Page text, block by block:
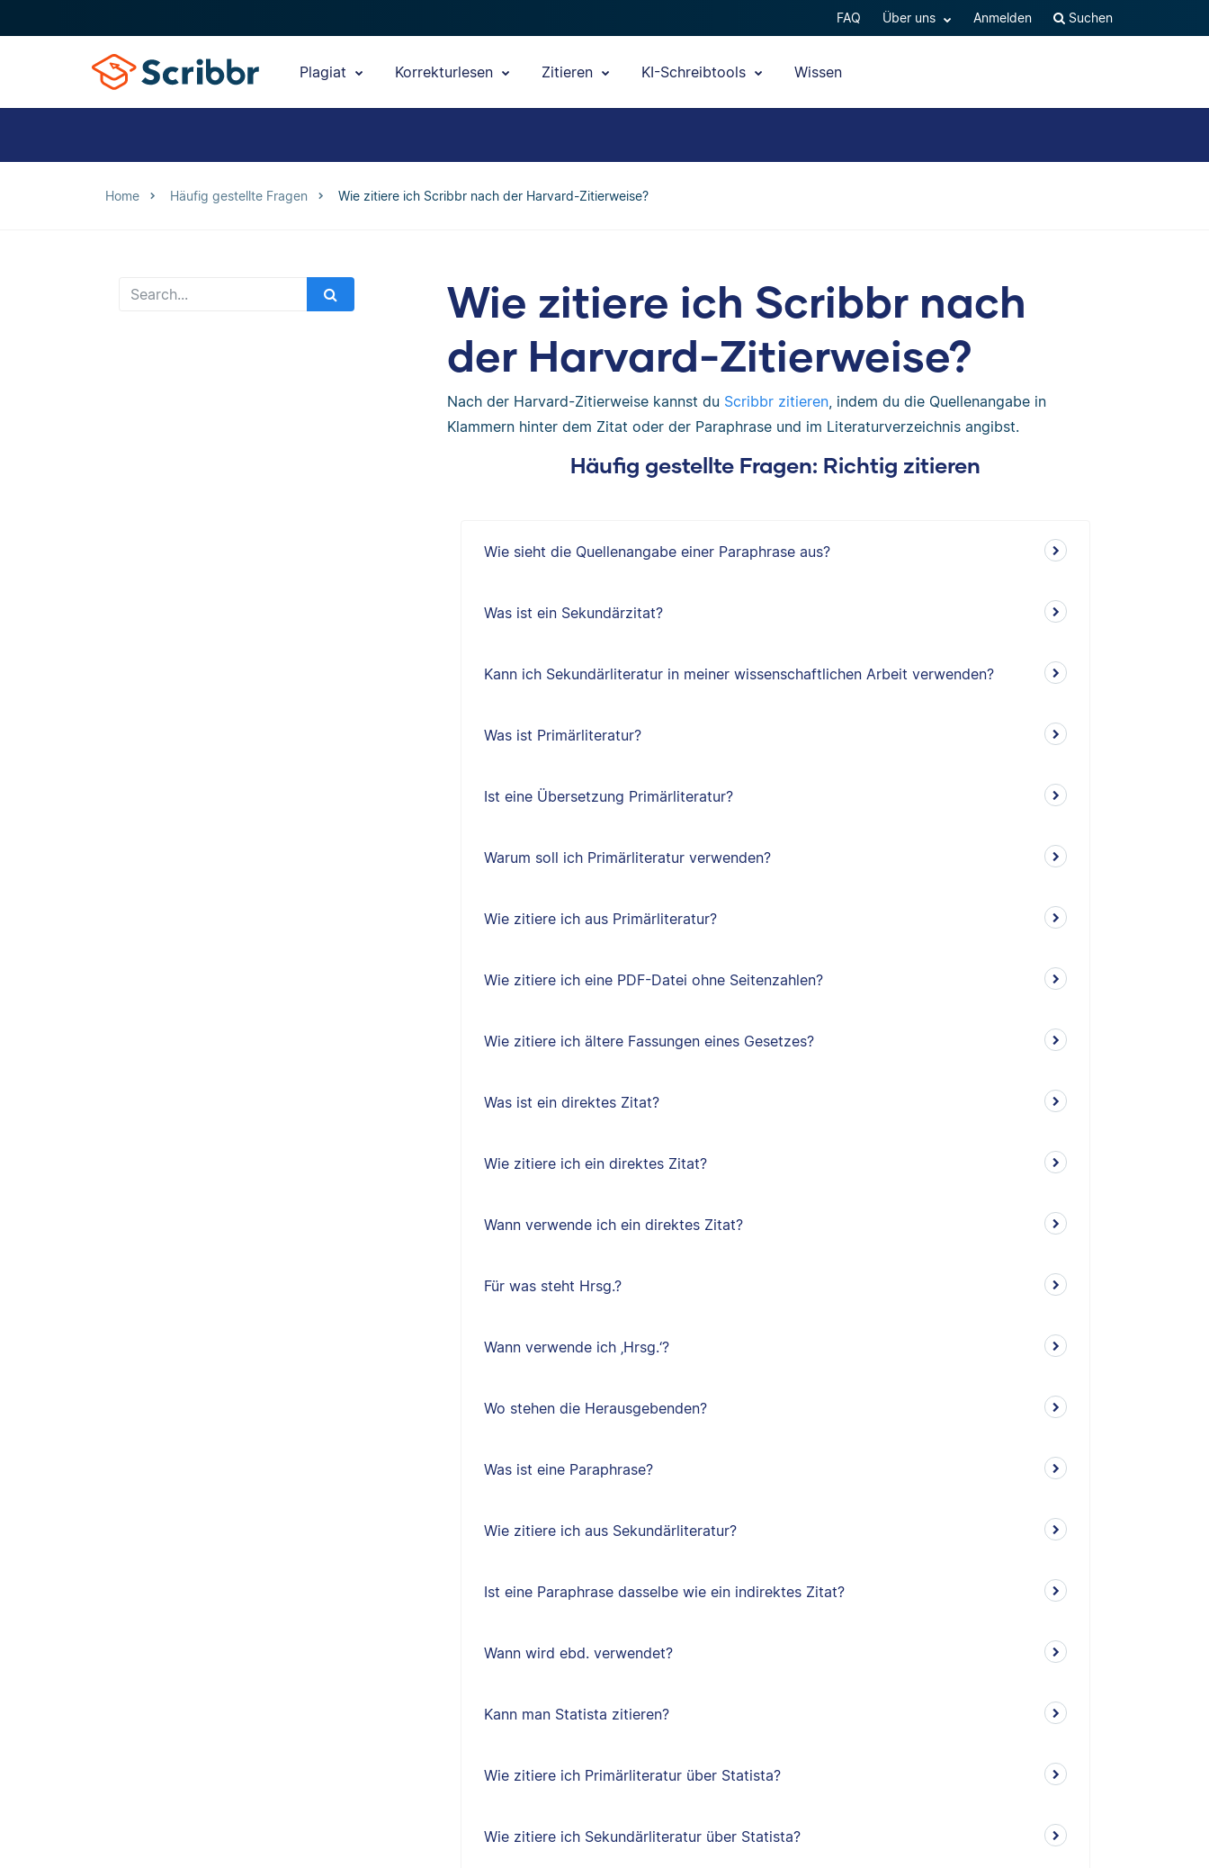
FAQ Über uns Anmelden Suchen
Plagiat Korrekturlesen Zitieren KI-Schreibtools Wissen
Home Häufig gestellte Fragen Wie zitiere ich Scribbr nach der Harvard-Zitierweise?
Wie zitiere ich Scribbr nach
der Harvard-Zitierweise?
Nach der Harvard-Zitierweise kannst du Scribbr zitieren, indem du die Quellenangabe in
Klammern hinter dem Zitat oder der Paraphrase und im Literaturverzeichnis angibst.
Häufig gestellte Fragen: Richtig zitieren
Wie sieht die Quellenangabe einer Paraphrase aus?
Was ist ein Sekundärzitat?
Kann ich Sekundärliteratur in meiner wissenschaftlichen Arbeit verwenden?
Was ist Primärliteratur?
Ist eine Übersetzung Primärliteratur?
Warum soll ich Primärliteratur verwenden?
Wie zitiere ich aus Primärliteratur?
Wie zitiere ich eine PDF-Datei ohne Seitenzahlen?
Wie zitiere ich ältere Fassungen eines Gesetzes?
Was ist ein direktes Zitat?
Wie zitiere ich ein direktes Zitat?
Wann verwende ich ein direktes Zitat?
Für was steht Hrsg.?
Wann verwende ich ‚Hrsg.‘?
Wo stehen die Herausgebenden?
Was ist eine Paraphrase?
Wie zitiere ich aus Sekundärliteratur?
Ist eine Paraphrase dasselbe wie ein indirektes Zitat?
Wann wird ebd. verwendet?
Kann man Statista zitieren?
Wie zitiere ich Primärliteratur über Statista?
Wie zitiere ich Sekundärliteratur über Statista?